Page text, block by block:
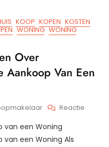
KOOP KOPEN KOSTEN
WONING WONING
Over
Aankoop Van Een
Reactie
van een Woning
van een Woning Als